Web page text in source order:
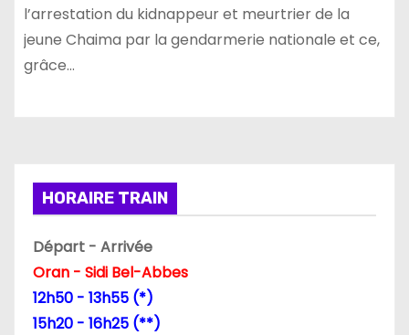
l’arrestation du kidnappeur et meurtrier de la
jeune Chaima par la gendarmerie nationale et ce,
grâce…
HORAIRE TRAIN
Départ - Arrivée
Oran - Sidi Bel-Abbes
12h50 - 13h55 (*)
15h20 - 16h25 (**)